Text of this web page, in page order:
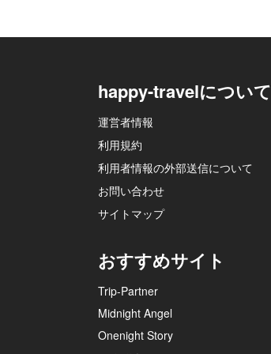
happy-travelについて
運営者情報
利用規約
利用者情報の外部送信について
お問い合わせ
サイトマップ
おすすめサイト
Trip-Partner
Midnight Angel
Onenight Story